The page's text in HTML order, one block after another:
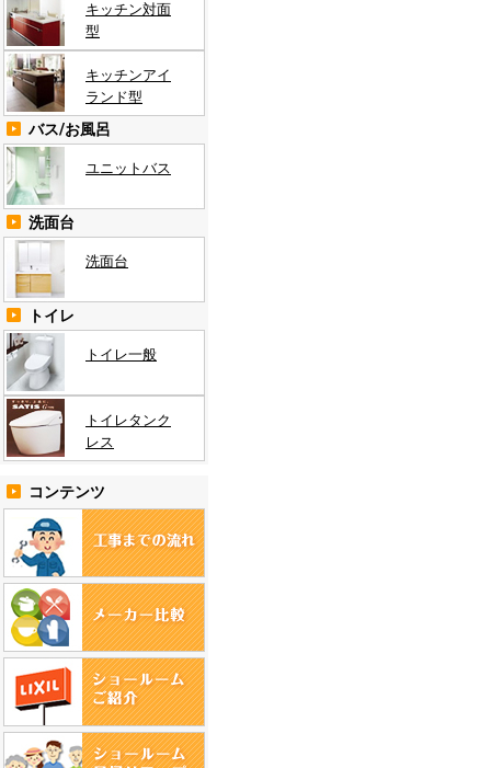
キッチン対面
型
キッチンアイ
ランド型
バス/お風呂
ユニットバス
洗面台
洗面台
トイレ
トイレ一般
トイレタンク
レス
コンテンツ